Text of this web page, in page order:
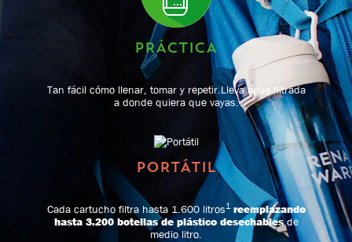
PRÁCTICA
Tan fácil cómo llenar, tomar y repetir.Lleva agua filtrada
a donde quiera que vayas.
PORTÁTIL
Cada cartucho filtra hasta 1.600 litros1 reemplazando
hasta 3.200 botellas de plástico desechablesde
medio litro.